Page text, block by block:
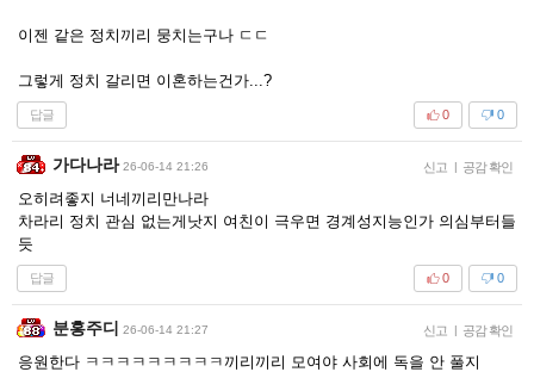
이젠 같은 정치끼리 뭉치는구나 ㄷㄷ
그렇게 정치 갈리면 이혼하는건가...?
답글 0
0
가다나라 26-06-14 21:26 신고 | 공감 확인
오히려좋지 너네끼리만나라
차라리 정치 관심 없는게낫지 여친이 극우면 경계성지능인가 의심부터들
듯
답글 0
0
분홍주디 26-06-14 21:27 신고 | 공감 확인
응원한다 ㅋㅋㅋㅋㅋㅋㅋㅋㅋ끼리끼리 모여야 사회에 독을 안 풀지